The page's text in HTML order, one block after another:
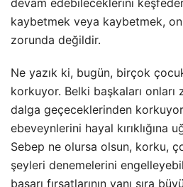
kaybetmek veya kaybetmek,
zorunda değildir.
Ne yazık ki, bugün, birçok
korkuyor. Belki başkaları
dalga geçeceklerinden
ebeveynlerini hayal kırıklığına
Sebep ne olursa olsun, korku,
şeyleri denemelerini
başarı fırsatlarının yanı sıra